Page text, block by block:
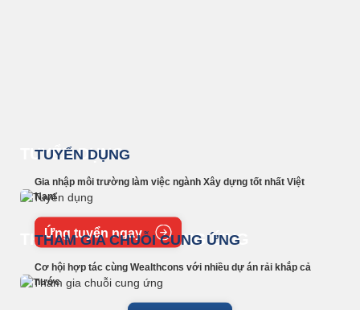
TUYỂN DỤNG
TUYỂN DỤNG
Gia nhập môi trường làm việc ngành Xây dựng tốt nhất Việt
Nam
Ứng tuyển ngay
THAM GIA CHUỖI CUNG ỨNG
THAM GIA CHUỖI CUNG ỨNG
Cơ hội hợp tác cùng Wealthcons với nhiều dự án rải khắp cả
nước